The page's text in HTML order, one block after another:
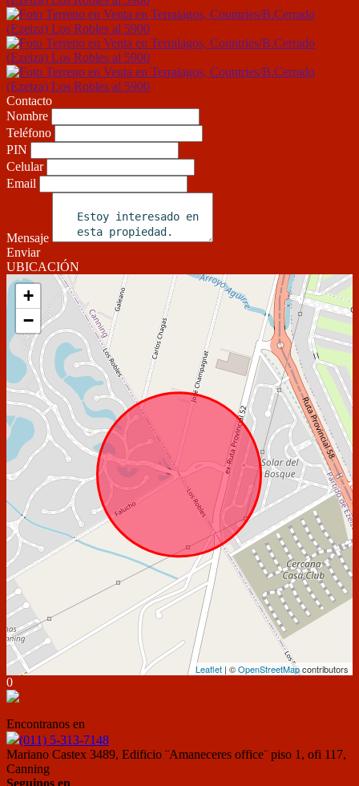
Contacto
Nombre
Teléfono
PIN
Celular
Email
Mensaje
Enviar
UBICACIÓN
+
−
Leaflet | ©OpenStreetMapcontributors
0
Encontranos en
(011) 5-313-7148
Mariano Castex 3489, Edificio ¨Amaneceres office¨ piso 1, ofi 117,
Canning
Seguinos en